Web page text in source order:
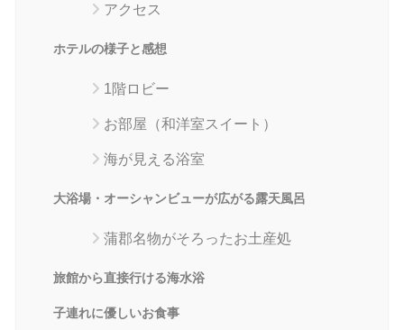
アクセス
ホテルの様子と感想
1階ロビー
お部屋（和洋室スイート）
海が見える浴室
大浴場・オーシャンビューが広がる露天風呂
蒲郡名物がそろったお土産処
旅館から直接行ける海水浴
子連れに優しいお食事